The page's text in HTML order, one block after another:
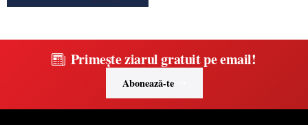
Primește ziarul gratuit pe email!
Abonează-te